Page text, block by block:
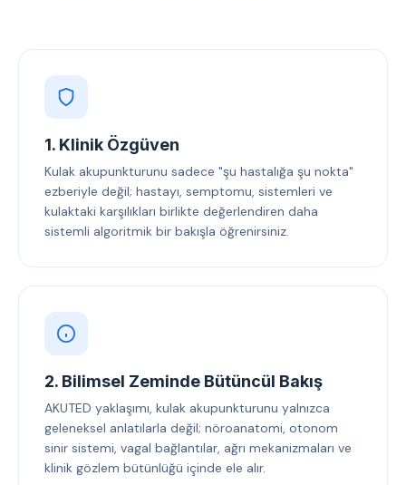
1. Klinik Özgüven
Kulak akupunkturunu sadece "şu hastalığa şu nokta"
ezberiyle değil; hastayı, semptomu, sistemleri ve
kulaktaki karşılıkları birlikte değerlendiren daha
sistemli algoritmik bir bakışla öğrenirsiniz.
2. Bilimsel Zeminde Bütüncül Bakış
AKUTED yaklaşımı, kulak akupunkturunu yalnızca
geleneksel anlatılarla değil; nöroanatomi, otonom
sinir sistemi, vagal bağlantılar, ağrı mekanizmaları ve
klinik gözlem bütünlüğü içinde ele alır.